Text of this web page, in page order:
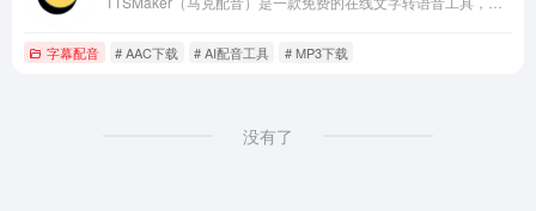
字幕配音 # AAC下载 # AI配音工具 # MP3下载
没有了